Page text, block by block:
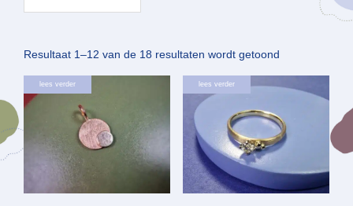
Resultaat 1–12 van de 18 resultaten wordt getoond
op
nieuwste
lees verder lees verder